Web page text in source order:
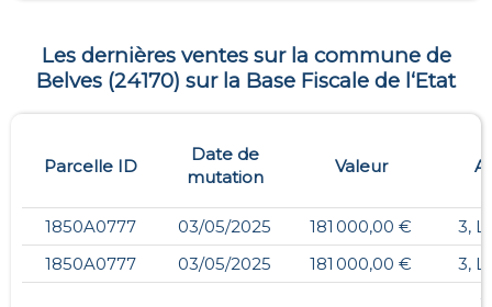
Les dernières ventes sur la commune de
Belves (24170) sur la Base Fiscale de l‘Etat
Parcelle ID
Date de
mutation
Valeur
1850A0777 03/05/2025 181 000,00 €
3,
1850A0777
03/05/2025 181 000,00 €
3,